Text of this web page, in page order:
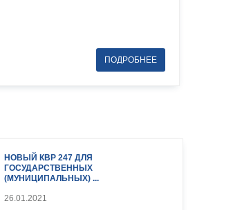
НОВЫЙ КВР 247 ДЛЯ
ГОСУДАРСТВЕННЫХ
(МУНИЦИПАЛЬНЫХ) ...
26.01.2021